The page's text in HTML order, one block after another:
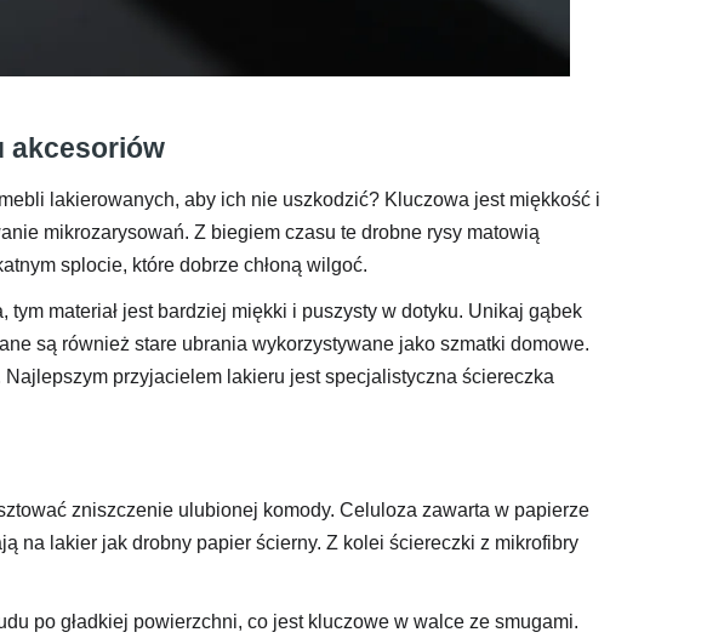
akcesoriów
lakierowanych, aby ich nie uszkodzić? Kluczowa jest miękkość i
mikrozarysowań. Z biegiem czasu te drobne rysy matowią
splocie, które dobrze chłoną wilgoć.
materiał jest bardziej miękki i puszysty w dotyku. Unikaj gąbek
są również stare ubrania wykorzystywane jako szmatki domowe.
przyjacielem lakieru jest specjalistyczna ściereczka
zniszczenie ulubionej komody. Celuloza zawarta w papierze
na lakier jak drobny papier ścierny. Z kolei ściereczki z mikrofibry
po gładkiej powierzchni, co jest kluczowe w walce ze smugami.